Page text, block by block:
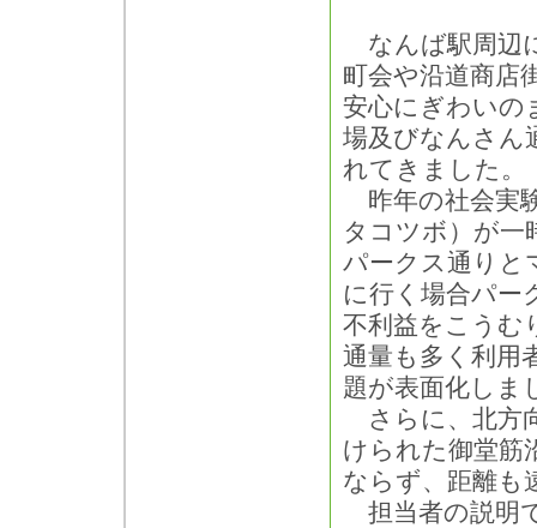
なんば駅周辺
町会や沿道商店
安心にぎわいの
場及びなんさん
れてきました。
昨年の社会実
タコツボ）が一
パークス通りと
に行く場合パー
不利益をこうむ
通量も多く利用
題が表面化しま
さらに、北方
けられた御堂筋
ならず、距離も
担当者の説明